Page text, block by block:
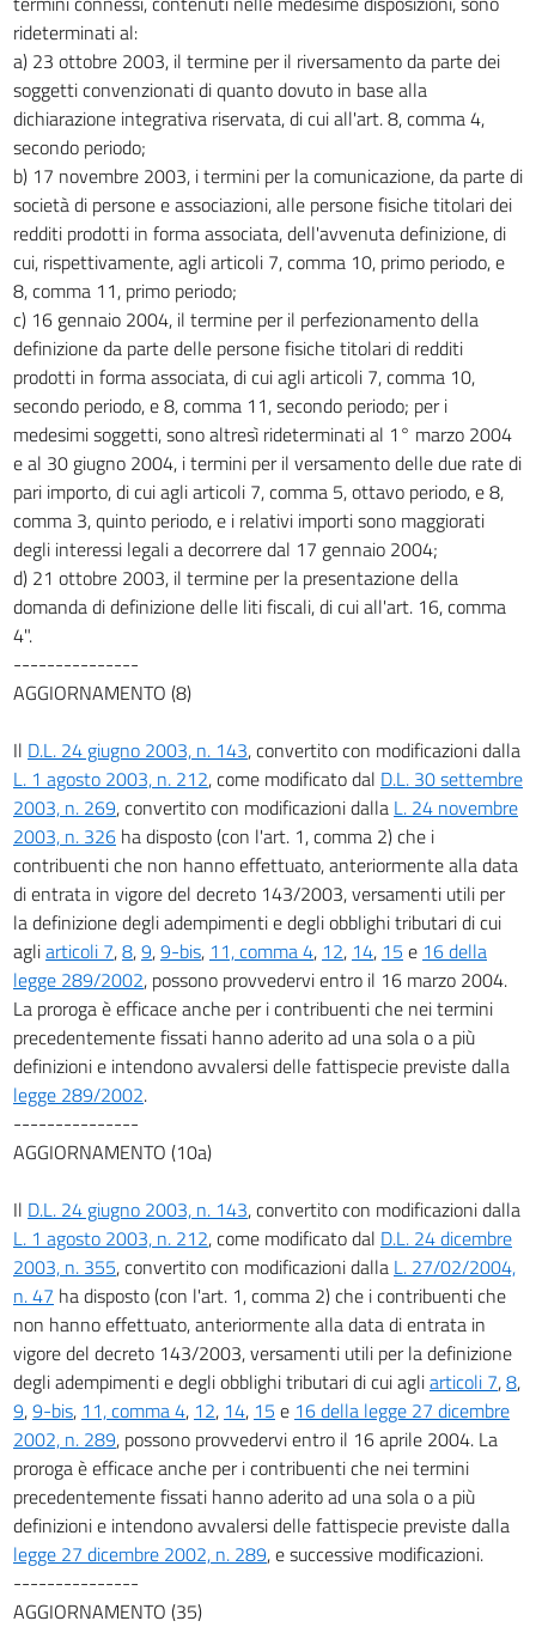
rideterminati al:
a) 23 ottobre 2003, il termine per il riversamento da parte dei
soggetti convenzionati di quanto dovuto in base alla
dichiarazione integrativa riservata, di cui all'art. 8, comma 4,
secondo periodo;
b) 17 novembre 2003, i termini per la comunicazione, da parte di
società di persone e associazioni, alle persone fisiche titolari dei
redditi prodotti in forma associata, dell'avvenuta definizione, di
cui, rispettivamente, agli articoli 7, comma 10, primo periodo, e
8, comma 11, primo periodo;
c) 16 gennaio 2004, il termine per il perfezionamento della
definizione da parte delle persone fisiche titolari di redditi
prodotti in forma associata, di cui agli articoli 7, comma 10,
secondo periodo, e 8, comma 11, secondo periodo; per i
medesimi soggetti, sono altresì rideterminati al 1° marzo 2004
e al 30 giugno 2004, i termini per il versamento delle due rate di
pari importo, di cui agli articoli 7, comma 5, ottavo periodo, e 8,
comma 3, quinto periodo, e i relativi importi sono maggiorati
degli interessi legali a decorrere dal 17 gennaio 2004;
d) 21 ottobre 2003, il termine per la presentazione della
domanda di definizione delle liti fiscali, di cui all'art. 16, comma
4".
---------------
AGGIORNAMENTO (8)
Il D.L. 24 giugno 2003, n. 143, convertito con modificazioni dalla
L. 1 agosto 2003, n. 212, come modificato dal D.L. 30 settembre
2003, n. 269, convertito con modificazioni dalla L. 24 novembre
2003, n. 326 ha disposto (con l'art. 1, comma 2) che i
contribuenti che non hanno effettuato, anteriormente alla data
di entrata in vigore del decreto 143/2003, versamenti utili per
la definizione degli adempimenti e degli obblighi tributari di cui
agliarticoli 7,8,9,9-bis, 11, comma 4, 12, 14, 15 e 16 della
legge 289/2002, possono provvedervi entro il 16 marzo 2004.
La proroga è efficace anche per i contribuenti che nei termini
precedentemente fissati hanno aderito ad una sola o a più
definizioni e intendono avvalersi delle fattispecie previste dalla
legge 289/2002.
---------------
AGGIORNAMENTO (10a)
Il D.L. 24 giugno 2003, n. 143, convertito con modificazioni dalla
L. 1 agosto 2003, n. 212, come modificato dal D.L. 24 dicembre
2003, n. 355, convertito con modificazioni dalla L. 27/02/2004,
n. 47 ha disposto (con l'art. 1, comma 2) che i contribuenti che
non hanno effettuato, anteriormente alla data di entrata in
vigore del decreto 143/2003, versamenti utili per la definizione
degli adempimenti e degli obblighi tributari di cui agliarticoli 7,8,
9,9-bis, 11, comma 4, 12, 14, 15 e 16 della legge 27 dicembre
2002, n. 289, possono provvedervi entro il 16 aprile 2004. La
proroga è efficace anche per i contribuenti che nei termini
precedentemente fissati hanno aderito ad una sola o a più
definizioni e intendono avvalersi delle fattispecie previste dalla
legge 27 dicembre 2002, n. 289, e successive modificazioni.
---------------
AGGIORNAMENTO (35)